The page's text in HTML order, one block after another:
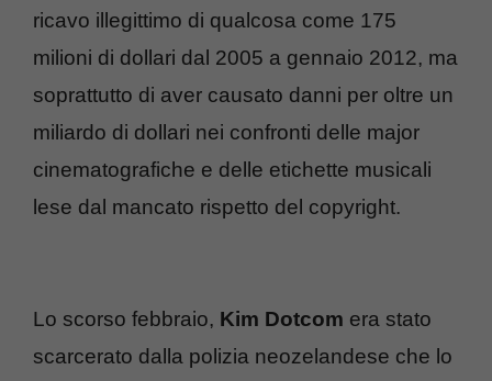
ricavo illegittimo di qualcosa come 175
milioni di dollari dal 2005 a gennaio 2012, ma
soprattutto di aver causato danni per oltre un
miliardo di dollari nei confronti delle major
cinematografiche e delle etichette musicali
lese dal mancato rispetto del copyright.
Lo scorso febbraio, Kim Dotcom era stato
scarcerato dalla polizia neozelandese che lo